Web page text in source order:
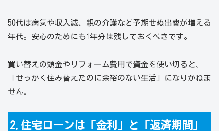
50代は病気や収入減、親の介護など予期せぬ出費が増える
年代。安心のためにも1年分は残しておくべきです。
買い替えの頭金やリフォーム費用で資金を使い切ると、
「せっかく住み替えたのに余裕のない生活」になりかねま
せん。
2.住宅ローンは「金利」と「返済期間」